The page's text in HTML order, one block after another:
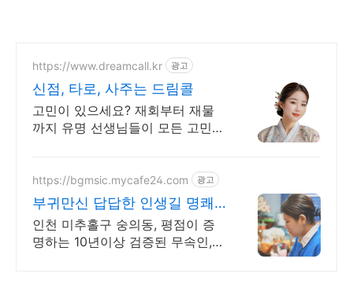
https://www.dreamcall.kr 광고
신점, 타로, 사주는 드림콜
고민이 있으세요? 재회부터 재물
까지 유명 선생님들이 모든 고민을
https://bgmsic.mycafe24.com 광고
부귀만신 답답한 인생길 명쾌
한 신점
인천 미추홀구 숭의동, 평점이 증
명하는 10년이상 검증된 무속인,